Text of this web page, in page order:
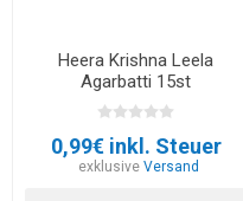
Heera Krishna Leela
Agarbatti 15st
0,99€ inkl. Steuer
exklusiveVersand